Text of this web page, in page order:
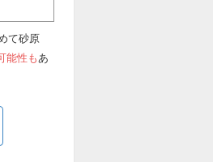
て砂原
能性もあ